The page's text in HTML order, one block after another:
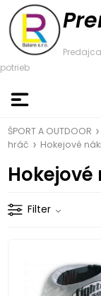
potrieb
ŠPORT A OUTDOOR
hráč
Hokejové
Filter